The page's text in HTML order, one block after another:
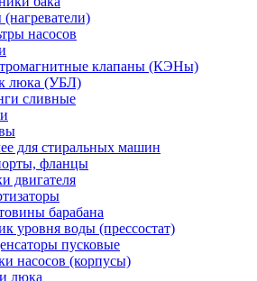
насосов
клапаны (КЭНы)
люка (УБЛ)
сливные
для стиральных машин
фланцы
двигателя
барабана
уровня воды (прессостат)
пусковые
насосов (корпусы)
люка